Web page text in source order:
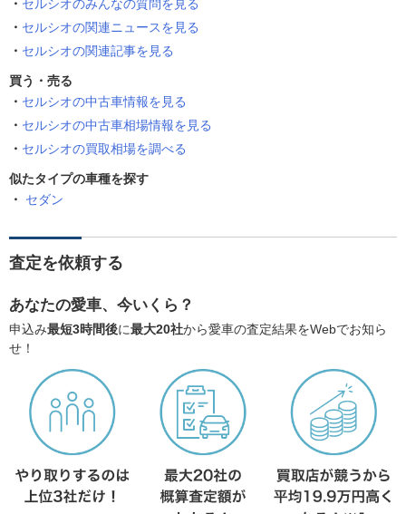
セルシオのみんなの質問を見る
セルシオの関連ニュースを見る
セルシオの関連記事を見る
買う・売る
セルシオの中古車情報を見る
セルシオの中古車相場情報を見る
セルシオの買取相場を調べる
似たタイプの車種を探す
セダン
査定を依頼する
あなたの愛車、今いくら？
申込み最短3時間後に最大20社から愛車の査定結果をWebでお知ら
せ！